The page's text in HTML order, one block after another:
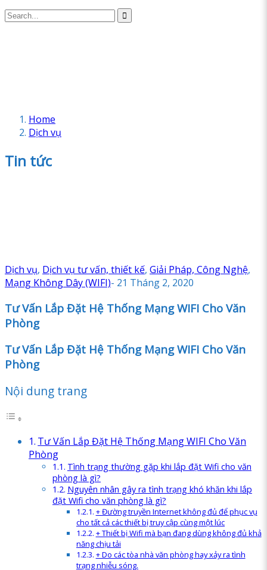
Home
Dịch vụ
Tin tức
Dịch vụ, Dịch vụ tư vấn, thiết kế, Giải Pháp, Công Nghệ,
Mạng Không Dây (WIFI)- 21 Tháng 2, 2020
Tư Vấn Lắp Đặt Hệ Thống Mạng WIFI Cho Văn
Phòng
Tư Vấn Lắp Đặt Hệ Thống Mạng WIFI Cho Văn
Phòng
Nội dung trang
Tư Vấn Lắp Đặt Hệ Thống Mạng WIFI Cho Văn
Phòng
Tình trạng thường gặp khi lắp đặt Wifi cho văn
phòng là gì?
Nguyên nhân gây ra tình trạng khó khăn khi lắp
đặt Wifi cho văn phòng là gì?
+ Đường truyền Internet không đủ để phục vụ
cho tất cả các thiết bị truy cập cùng một lúc
+ Thiết bị Wifi mà bạn đang dùng không đủ khả
năng chịu tải
+ Do các tòa nhà văn phòng hay xảy ra tình
trạng nhiễu sóng.